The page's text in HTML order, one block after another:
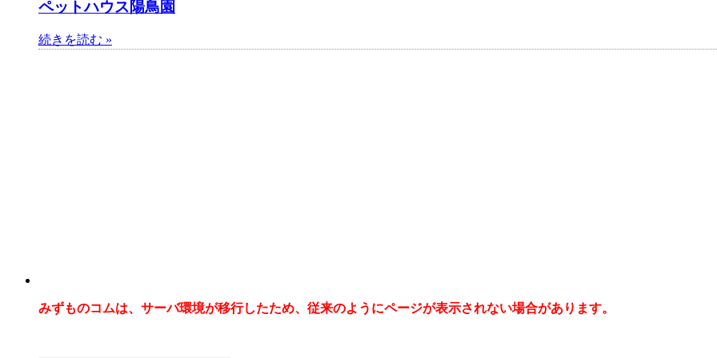
ペットハウス陽鳥園
続きを読む »
みずものコムは、サーバ環境が移行したため、従来のようにページが表示されない場合があります。